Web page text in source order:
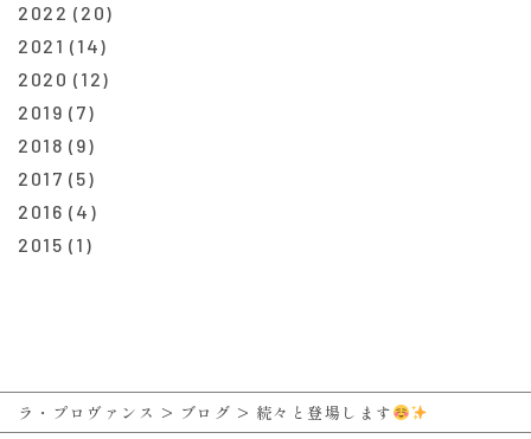
2022 (20)
2021 (14)
2020 (12)
2019 (7)
2018 (9)
2017 (5)
2016 (4)
2015 (1)
ラ・プロヴァンス > ブログ > 続々と登場します